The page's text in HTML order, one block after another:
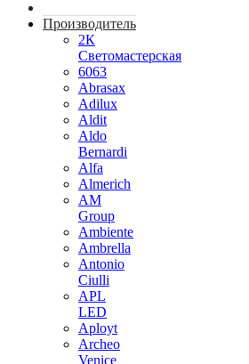
Производитель
2К
Светомастерская
6063
Abrasax
Adilux
Aldit
Aldo
Bernardi
Alfa
Almerich
AM
Group
Ambiente
Ambrella
Antonio
Ciulli
APL
LED
Aployt
Archeo
Venice